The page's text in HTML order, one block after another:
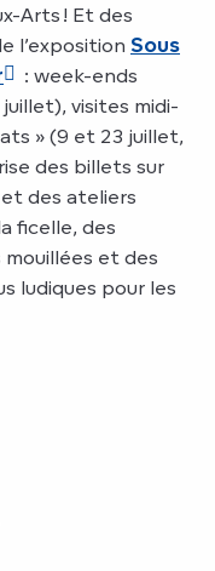
Arts ! Et des
l’exposition Sous
: week-ends
visites midi-
» (9 et 23 juillet,
des billets sur
des ateliers
ficelle, des
et des
ludiques pour les